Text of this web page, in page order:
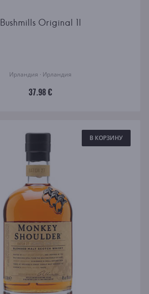
Bushmills Original 1l
Ирландия · Ирландия
37.98 €
В КОРЗИНУ